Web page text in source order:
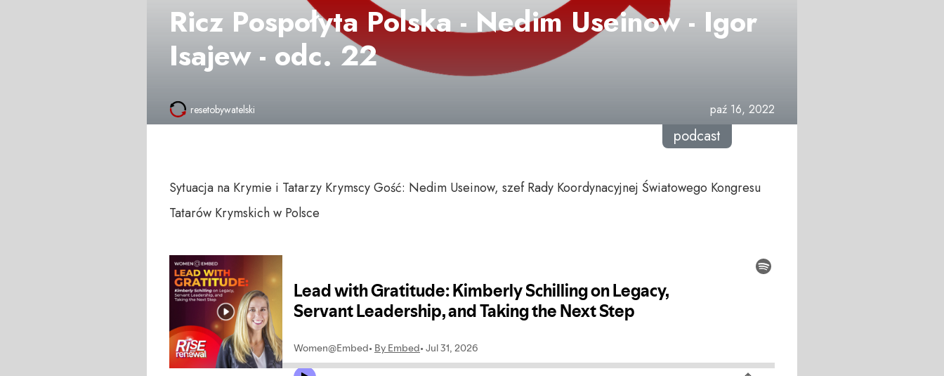
Ricz Pospołyta Polska - Nedim Useinow - Igor
Isajew - odc. 22
resetobywatelski paź 16, 2022
podcast
Sytuacja na Krymie i Tatarzy Krymscy Gość: Nedim Useinow, szef Rady Koordynacyjnej Światowego Kongresu
Tatarów Krymskich w Polsce